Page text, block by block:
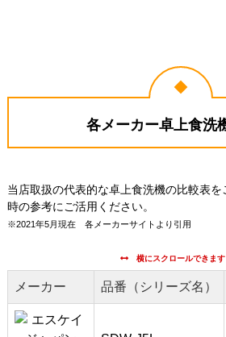
各メーカー卓上食洗
当店取扱の代表的な卓上食洗機の比較表を
時の参考にご活用ください。
※2021年5月現在 各メーカーサイトより引用
メーカー 品番（シリーズ名）